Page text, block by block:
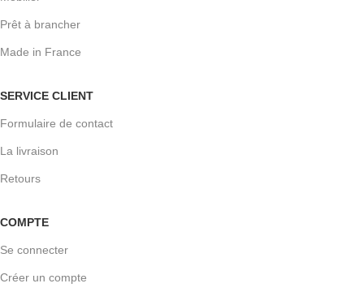
Prêt à brancher
Made in France
SERVICE CLIENT
Formulaire de contact
La livraison
Retours
COMPTE
Se connecter
Créer un compte